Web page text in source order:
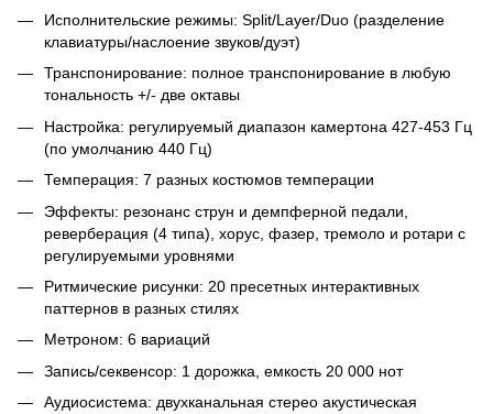
Исполнительские режимы: Split/Layer/Duo (разделение
клавиатуры/наслоение звуков/дуэт)
Транспонирование: полное транспонирование в любую
тональность +/- две октавы
Настройка: регулируемый диапазон камертона 427-453 Гц
(по умолчанию 440 Гц)
Темперация: 7 разных костюмов темперации
Эффекты: резонанс струн и демпферной педали,
реверберация (4 типа), хорус, фазер, тремоло и ротари с
регулируемыми уровнями
Ритмические рисунки: 20 пресетных интерактивных
паттернов в разных стилях
Метроном: 6 вариаций
Запись/секвенсор: 1 дорожка, емкость 20 000 нот
Аудиосистема: двухканальная стерео акустическая